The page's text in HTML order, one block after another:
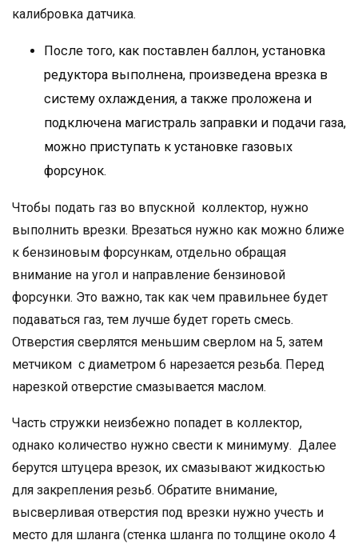
калибровка датчика.
После того, как поставлен баллон, установка
редуктора выполнена, произведена врезка в
систему охлаждения, а также проложена и
подключена магистраль заправки и подачи газа,
можно приступать к установке газовых
форсунок.
Чтобы подать газ во впускной коллектор, нужно
выполнить врезки. Врезаться нужно как можно ближе
к бензиновым форсункам, отдельно обращая
внимание на угол и направление бензиновой
форсунки. Это важно, так как чем правильнее будет
подаваться газ, тем лучше будет гореть смесь.
Отверстия сверлятся меньшим сверлом на 5, затем
метчиком с диаметром 6 нарезается резьба. Перед
нарезкой отверстие смазывается маслом.
Часть стружки неизбежно попадет в коллектор,
однако количество нужно свести к минимуму. Далее
берутся штуцера врезок, их смазывают жидкостью
для закрепления резьб. Обратите внимание,
высверливая отверстия под врезки нужно учесть и
место для шланга (стенка шланга по толщине около 4